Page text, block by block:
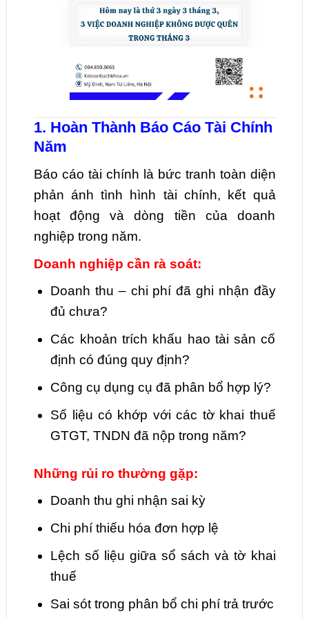
1. Hoàn Thành Báo Cáo Tài Chính
Năm
Báo cáo tài chính là bức tranh toàn diện
phản ánh tình hình tài chính, kết quả
hoạt động và dòng tiền của doanh
nghiệp trong năm.
Doanh nghiệp cần rà soát:
Doanh thu – chi phí đã ghi nhận đầy
đủ chưa?
Các khoản trích khấu hao tài sản cố
định có đúng quy định?
Công cụ dụng cụ đã phân bổ hợp lý?
Số liệu có khớp với các tờ khai thuế
GTGT, TNDN đã nộp trong năm?
Những rủi ro thường gặp:
Doanh thu ghi nhận sai kỳ
Chi phí thiếu hóa đơn hợp lệ
Lệch số liệu giữa sổ sách và tờ khai
thuế
Sai sót trong phân bổ chi phí trả trước